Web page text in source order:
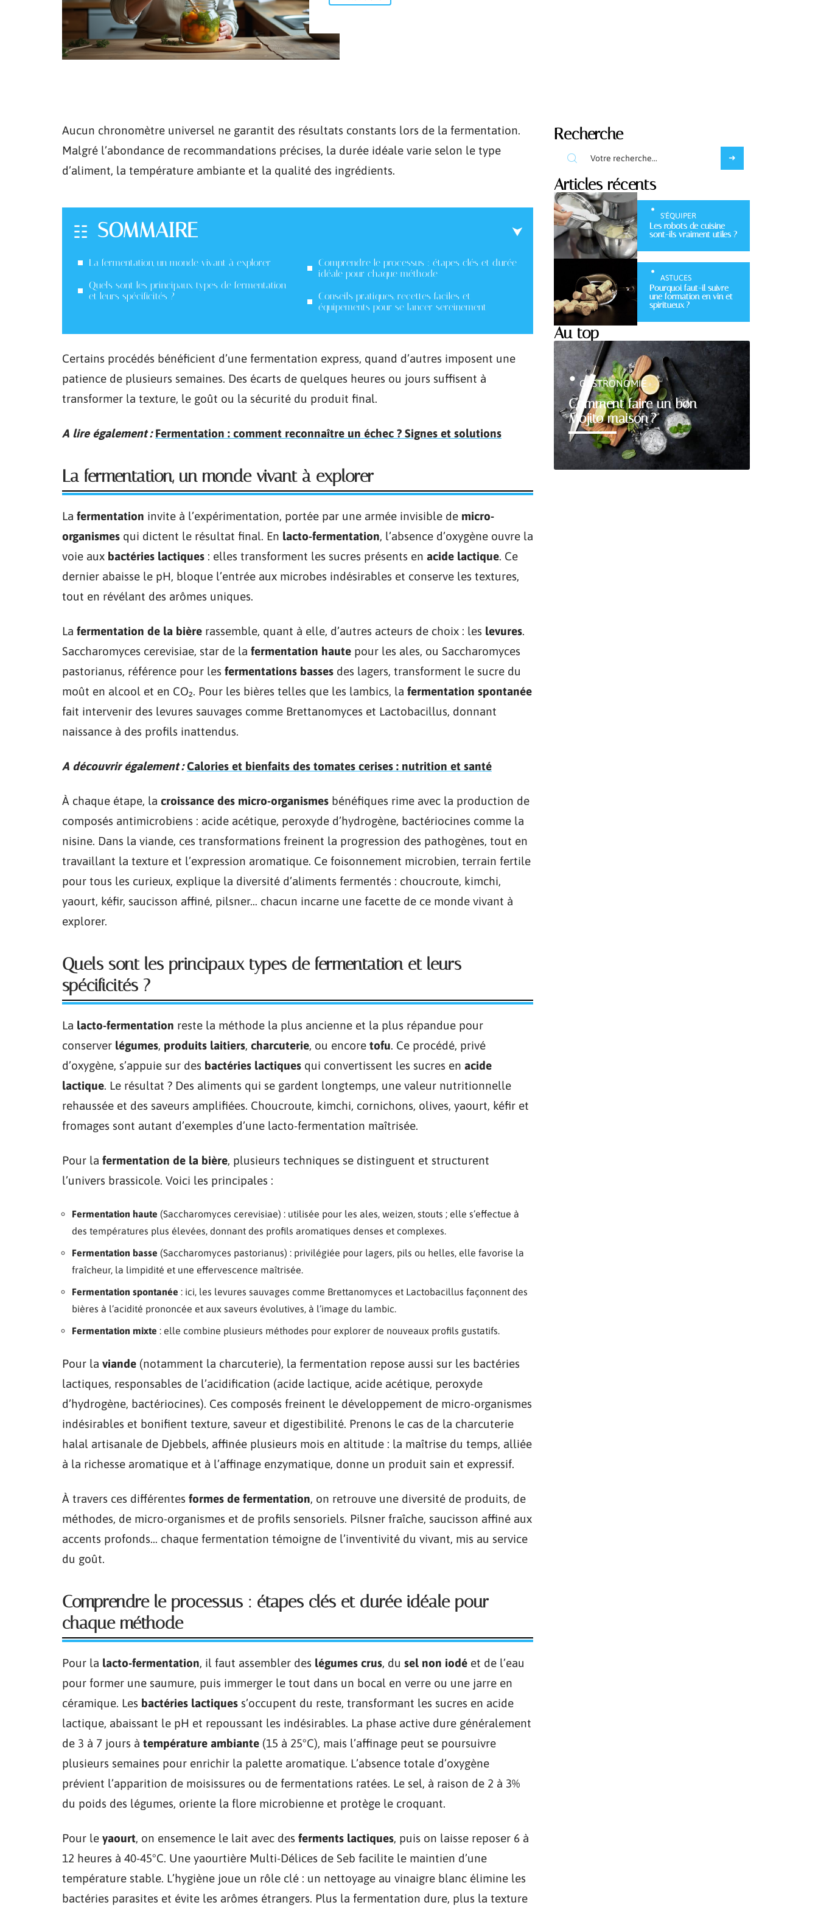
Aucun chronomètre universel ne garantit des résultats constants lors de la fermentation.
Malgré l’abondance de recommandations précises, la durée idéale varie selon le type
d’aliment, la température ambiante et la qualité des ingrédients.
SOMMAIRE
La fermentation, un monde vivant à explorer
Quels sont les principaux types de fermentation
et leurs spécificités ?
Comprendre le processus : étapes clés et durée
idéale pour chaque méthode
Conseils pratiques, recettes faciles et
équipements pour se lancer sereinement
Certains procédés bénéficient d’une fermentation express, quand d’autres imposent une
patience de plusieurs semaines. Des écarts de quelques heures ou jours suffisent à
transformer la texture, le goût ou la sécurité du produit final.
A lire également : Fermentation : comment reconnaître un échec ? Signes et solutions
La fermentation, un monde vivant à explorer
La fermentation invite à l’expérimentation, portée par une armée invisible de micro-
organismes qui dictent le résultat final. En lacto-fermentation, l’absence d’oxygène ouvre la
voie aux bactéries lactiques : elles transforment les sucres présents en acide lactique. Ce
dernier abaisse le pH, bloque l’entrée aux microbes indésirables et conserve les textures,
tout en révélant des arômes uniques.
La fermentation de la bière rassemble, quant à elle, d’autres acteurs de choix : les levures.
Saccharomyces cerevisiae, star de la fermentation haute pour les ales, ou Saccharomyces
pastorianus, référence pour les fermentations basses des lagers, transforment le sucre du
moût en alcool et en CO₂. Pour les bières telles que les lambics, la fermentation spontanée
fait intervenir des levures sauvages comme Brettanomyces et Lactobacillus, donnant
naissance à des profils inattendus.
A découvrir également : Calories et bienfaits des tomates cerises : nutrition et santé
À chaque étape, la croissance des micro-organismes bénéfiques rime avec la production de
composés antimicrobiens : acide acétique, peroxyde d’hydrogène, bactériocines comme la
nisine. Dans la viande, ces transformations freinent la progression des pathogènes, tout en
travaillant la texture et l’expression aromatique. Ce foisonnement microbien, terrain fertile
pour tous les curieux, explique la diversité d’aliments fermentés : choucroute, kimchi,
yaourt, kéfir, saucisson affiné, pilsner… chacun incarne une facette de ce monde vivant à
explorer.
Quels sont les principaux types de fermentation et leurs
spécificités ?
La lacto-fermentation reste la méthode la plus ancienne et la plus répandue pour
conserver légumes, produits laitiers, charcuterie, ou encore tofu. Ce procédé, privé
d’oxygène, s’appuie sur des bactéries lactiques qui convertissent les sucres en acide
lactique. Le résultat ? Des aliments qui se gardent longtemps, une valeur nutritionnelle
rehaussée et des saveurs amplifiées. Choucroute, kimchi, cornichons, olives, yaourt, kéfir et
fromages sont autant d’exemples d’une lacto-fermentation maîtrisée.
Pour la fermentation de la bière, plusieurs techniques se distinguent et structurent
l’univers brassicole. Voici les principales :
Fermentation haute (Saccharomyces cerevisiae) : utilisée pour les ales, weizen, stouts ; elle s’effectue à
des températures plus élevées, donnant des profils aromatiques denses et complexes.
Fermentation basse (Saccharomyces pastorianus) : privilégiée pour lagers, pils ou helles, elle favorise la
fraîcheur, la limpidité et une effervescence maîtrisée.
Fermentation spontanée : ici, les levures sauvages comme Brettanomyces et Lactobacillus façonnent des
bières à l’acidité prononcée et aux saveurs évolutives, à l’image du lambic.
Fermentation mixte : elle combine plusieurs méthodes pour explorer de nouveaux profils gustatifs.
Pour la viande (notamment la charcuterie), la fermentation repose aussi sur les bactéries
lactiques, responsables de l’acidification (acide lactique, acide acétique, peroxyde
d’hydrogène, bactériocines). Ces composés freinent le développement de micro-organismes
indésirables et bonifient texture, saveur et digestibilité. Prenons le cas de la charcuterie
halal artisanale de Djebbels, affinée plusieurs mois en altitude : la maîtrise du temps, alliée
à la richesse aromatique et à l’affinage enzymatique, donne un produit sain et expressif.
À travers ces différentes formes de fermentation, on retrouve une diversité de produits, de
méthodes, de micro-organismes et de profils sensoriels. Pilsner fraîche, saucisson affiné aux
accents profonds… chaque fermentation témoigne de l’inventivité du vivant, mis au service
du goût.
Comprendre le processus : étapes clés et durée idéale pour
chaque méthode
Pour la lacto-fermentation, il faut assembler des légumes crus, du sel non iodé et de l’eau
pour former une saumure, puis immerger le tout dans un bocal en verre ou une jarre en
céramique. Les bactéries lactiques s’occupent du reste, transformant les sucres en acide
lactique, abaissant le pH et repoussant les indésirables. La phase active dure généralement
de 3 à 7 jours à température ambiante (15 à 25°C), mais l’affinage peut se poursuivre
plusieurs semaines pour enrichir la palette aromatique. L’absence totale d’oxygène
prévient l’apparition de moisissures ou de fermentations ratées. Le sel, à raison de 2 à 3%
du poids des légumes, oriente la flore microbienne et protège le croquant.
Pour le yaourt, on ensemence le lait avec des ferments lactiques, puis on laisse reposer 6 à
12 heures à 40-45°C. Une yaourtière Multi-Délices de Seb facilite le maintien d’une
température stable. L’hygiène joue un rôle clé : un nettoyage au vinaigre blanc élimine les
bactéries parasites et évite les arômes étrangers. Plus la fermentation dure, plus la texture
Recherche
Articles récents
S'ÉQUIPER
Les robots de cuisine
sont-ils vraiment utiles ?
ASTUCES
Pourquoi faut-il suivre
une formation en vin et
spiritueux ?
Au top
Comment faire un bon
Mojito maison ?
GASTRONOMIE